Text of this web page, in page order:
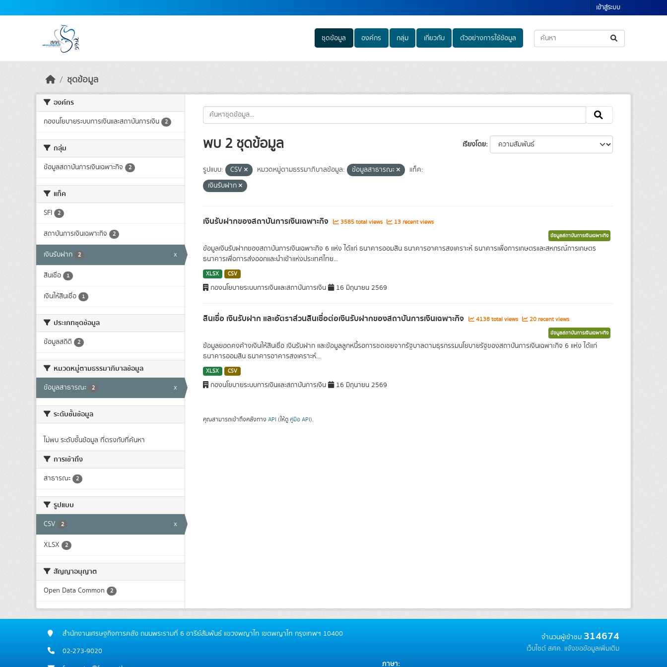
เข้าสู่ระบบ
ชุดข้อมูล องค์กร กลุ่ม เกี่ยวกับ ตัวอย่างการใช้ข้อมูล
ชุดข้อมูล
องค์กร
กองนโยบายระบบการเงินและสถาบันการเงิน 2
กลุ่ม
ข้อมูลสถาบันการเงินเฉพาะกิจ 2
แท็ค
SFI 2
สถาบันการเงินเฉพาะกิจ 2
เงินรับฝาก 2 x
สินเชื่อ 1
เงินให้สินเชื่อ 1
ประเภทชุดข้อมูล
ข้อมูลสถิติ 2
หมวดหมู่ตามธรรมาภิบาลข้อมูล
ข้อมูลสาธารณะ 2 x
ระดับชั้นข้อมูล
ไม่พบ ระดับชั้นข้อมูล ที่ตรงกับที่ค้นหา
การเข้าถึง
สาธารณะ 2
รูปแบบ
CSV 2 x
XLSX 2
สัญญาอนุญาต
Open Data Common 2
เรียงโดย
พบ 2 ชุดข้อมูล
รูปแบบ: CSV หมวดหมู่ตามธรรมาภิบาลข้อมูล: ข้อมูลสาธารณะ
แท็ค:
เงินรับฝาก
เงินรับฝากของสถาบันการเงินเฉพาะกิจ 3585 total views 13 recent views
ข้อมูลสถาบันการเงินเฉพาะกิจ
ข้อมูลเงินรับฝากของสถาบันการเงินเฉพาะกิจ 6 แห่ง ได้แก่ ธนาคารออมสิน ธนาคารอาคารสงเคราะห์ ธนาคารเพื่อการเกษตรและสหกรณ์การเกษตร
ธนาคารเพื่อการส่งออกและนำเข้าแห่งประเทศไทย...
XLSX CSV
กองนโยบายระบบการเงินและสถาบันการเงิน 16 มิถุนายน 2569
สินเชื่อ เงินรับฝาก และอัตราส่วนสินเชื่อต่อเงินรับฝากของสถาบันการเงินเฉพาะกิจ 4138 total views 20 recent views
ข้อมูลสถาบันการเงินเฉพาะกิจ
ข้อมูลยอดคงค้างเงินให้สินเชื่อ เงินรับฝาก และข้อมูลลูกหนี้รอการชดเชยจากรัฐบาลตามธุรกรรมนโยบายรัฐของสถาบันการเงินเฉพาะกิจ 6 แห่ง ได้แก่
ธนาคารออมสิน ธนาคารอาคารสงเคราะห์...
XLSX CSV
กองนโยบายระบบการเงินและสถาบันการเงิน 16 มิถุนายน 2569
คุณสามารถเข้าถึงคลังทาง API (ให้ดู คู่มือ API).
สำนักงานเศรษฐกิจการคลัง ถนนพระรามที่ 6 อารีย์สัมพันธ์ แขวงพญาไท เขตพญาไท กรุงเทพฯ 10400
02-273-9020
จำนวนผู้เข้าชม 314674
เว็บไซต์ สศค. แจ้งขอข้อมูลเพิ่มเติม
ภาษา